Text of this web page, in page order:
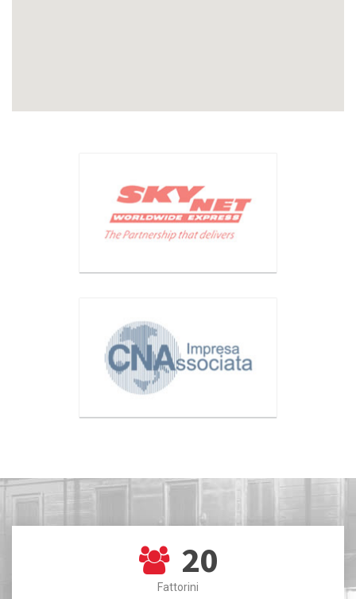
20
Fattorini